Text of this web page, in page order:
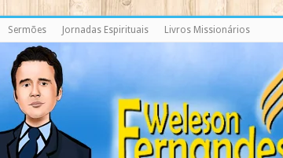
Sermões Jornadas Espirituais Livros Missionários